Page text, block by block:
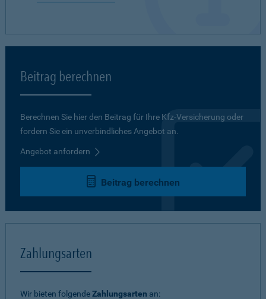
Beitrag berechnen
Berechnen Sie hier den Beitrag für Ihre Kfz-Versicherung oder
fordern Sie ein unverbindliches Angebot an.
Angebot anfordern
Beitrag berechnen
Zahlungsarten
Wir bieten folgendeZahlungsarten an: